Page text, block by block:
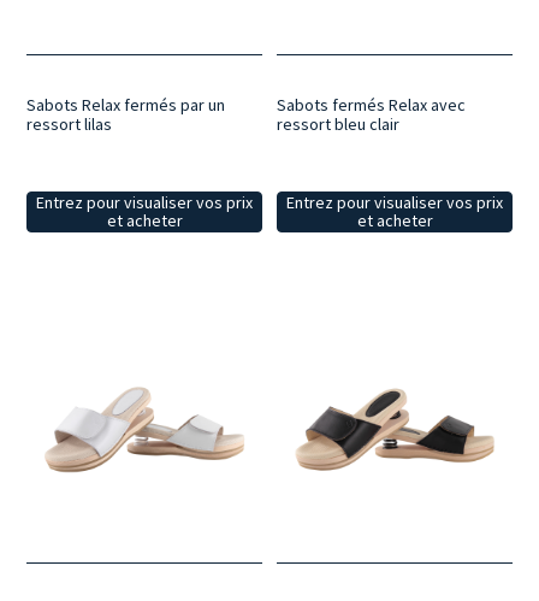
Sabots Relax fermés par un
ressort lilas
Entrez pour visualiser vos prix
et acheter
Sabots fermés Relax avec
ressort bleu clair
Entrez pour visualiser vos prix
et acheter